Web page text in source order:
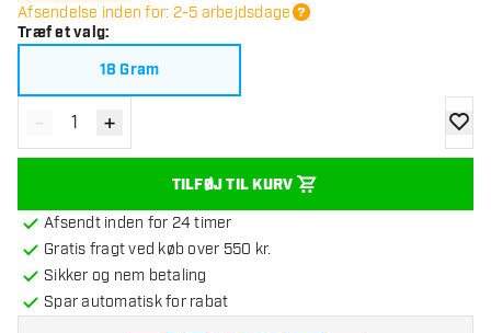
Afsendelse inden for: 2-5 arbejdsdage
Træf et valg:
18 Gram
Reducér antal
- Øg antal
+
TILFØJ TIL KURV
Afsendt inden for 24 timer
Gratis fragt ved køb over 550 kr.
Sikker og nem betaling
Spar automatisk for rabat